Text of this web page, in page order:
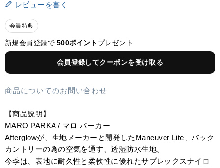
レビューを書く
会員特典
新規会員登録で 500ポイント プレゼント
会員登録してクーポンを受け取る
商品についてのお問い合わせ
【商品説明】
MARO PARKA / マロ パーカー
Afterglowが、生地メーカーと開発したManeuver Lite、バック
カントリーの為の空気を通す、透湿防水生地。
今季は、表地に耐久性と柔軟性に優れたサプレックスナイロ